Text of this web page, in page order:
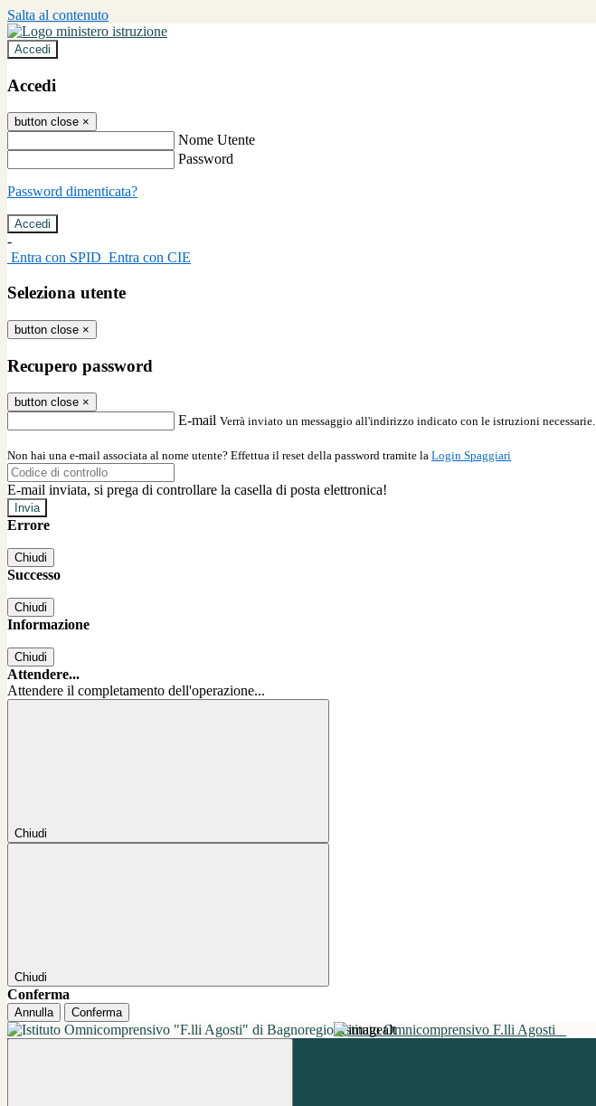
Salta al contenuto
Accedi
Accedi
button close ×
Nome Utente
Password
Password dimenticata?
-
Entra con SPID Entra con CIE
Seleziona utente
button close ×
Recupero password
button close ×
E-mail Verrà inviato un messaggio all'indirizzo indicato con le istruzioni necessarie.
Non hai una e-mail associata al nome utente? Effettua il reset della password tramite la Login Spaggiari
E-mail inviata, si prega di controllare la casella di posta elettronica!
Errore
Chiudi
Successo
Chiudi
Informazione
Chiudi
Attendere...
Attendere il completamento dell'operazione...
Chiudi
Chiudi
Conferma
Annulla Conferma
Istituto Omnicomprensivo F.lli Agosti